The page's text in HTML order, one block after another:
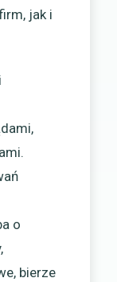
jak i
o
bierze